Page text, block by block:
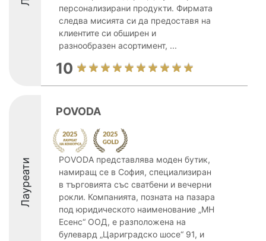
персонализирани продукти. Фирмата
следва мисията си да предоставя на
клиентите си обширен и
разнообразен асортимент, ...
10
Лауреати
POVODA
POVODA представлява моден бутик,
намиращ се в София, специализиран
в търговията със сватбени и вечерни
рокли. Компанията, позната на пазара
под юридическото наименование „МН
Есенс“ ООД, е разположена на
булевард „Цариградско шосе“ 91, и